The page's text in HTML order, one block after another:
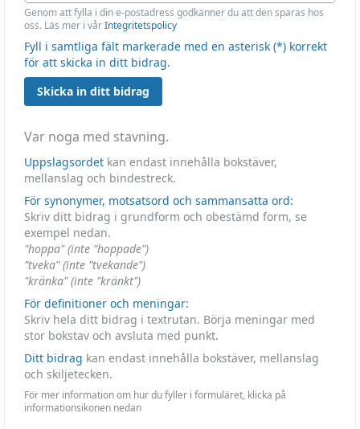
Genom att fylla i din e-postadress godkänner du att den sparas hos
oss. Läs mer i vårIntegritetspolicy
Fyll i samtliga fält markerade med en asterisk (*) korrekt
för att skicka in ditt bidrag.
Skicka in ditt bidrag
Var noga med stavning.
Uppslagsordet kan endast innehålla bokstäver,
mellanslag och bindestreck.
För synonymer, motsatsord och sammansatta ord:
Skriv ditt bidrag i grundform och obestämd form, se
exempel nedan.
"hoppa" (inte "hoppade")
"tveka" (inte "tvekande")
"kränka" (inte "kränkt")
För definitioner och meningar:
Skriv hela ditt bidrag i textrutan. Börja meningar med
stor bokstav och avsluta med punkt.
Ditt bidrag kan endast innehålla bokstäver, mellanslag
och skiljetecken.
För mer information om hur du fyller i formuläret, klicka på
informationsikonen nedan